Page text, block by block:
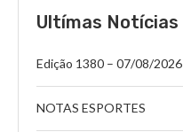
Ultímas Notícias
Edição 1380 – 07/08/2026
NOTAS ESPORTES